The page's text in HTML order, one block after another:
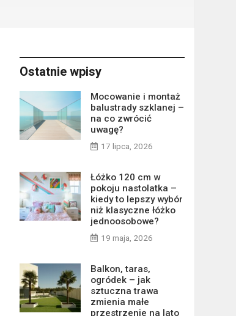
Ostatnie wpisy
Mocowanie i montaż
balustrady szklanej –
na co zwrócić
uwagę?
17 lipca, 2026
Łóżko 120 cm w
pokoju nastolatka –
kiedy to lepszy wybór
niż klasyczne łóżko
jednoosobowe?
19 maja, 2026
Balkon, taras,
ogródek – jak
sztuczna trawa
zmienia małe
przestrzenie na lato